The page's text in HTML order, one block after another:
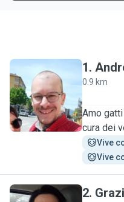
A
1.
0.9 km
Amo
cura dei
Vive
Vive
2.